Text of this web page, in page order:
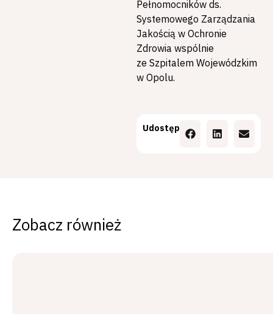
Pełnomocników ds.
Systemowego Zarządzania
Jakością w Ochronie
Zdrowia wspólnie
ze Szpitalem Wojewódzkim
w Opolu.
Udostępnij
Zobacz również